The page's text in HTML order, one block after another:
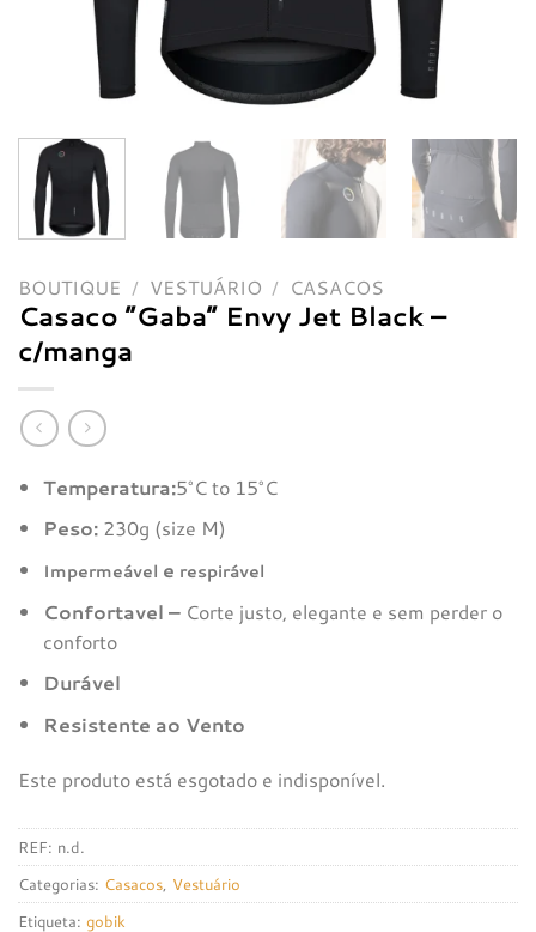
BOUTIQUE / VESTUÁRIO / CASACOS
Casaco “Gaba” Envy Jet Black –
c/manga
Temperatura:5°C to 15°C
Peso:230g (size M)
Impermeável e respirável
Confortavel – Corte justo, elegante e sem perder o
conforto
Durável
Resistente ao Vento
Este produto está esgotado e indisponível.
REF: n.d.
Categorias: Casacos, Vestuário
Etiqueta: gobik